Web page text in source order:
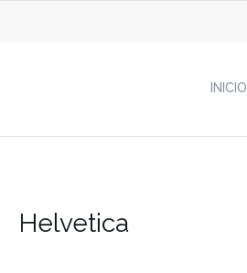
INICIO
Helvetica